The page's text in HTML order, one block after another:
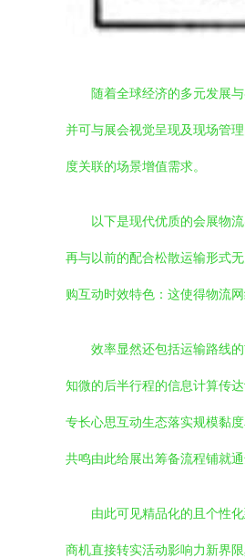
随着全球经济的多元发展
并可与展会视觉呈现及现场管
度关联的场景增值需求。
以下是现代优质的会展物
再与以前的配合松散运输形式
购互动时效特色：这使得物流
效率显然还包括运输路线
知微的后半行程的信息计算传
专长心思互动生态落实规模黏
共鸣由此给展出筹备流程铺就
由此可见精品化的且个性
商机直接转实活动影响力新界